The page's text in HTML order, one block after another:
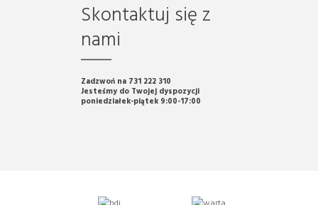
Skontaktuj się z
nami
Zadzwoń na 731 222 310
Jesteśmy do Twojej dyspozycji
poniedziałek-piątek 9:00-17:00